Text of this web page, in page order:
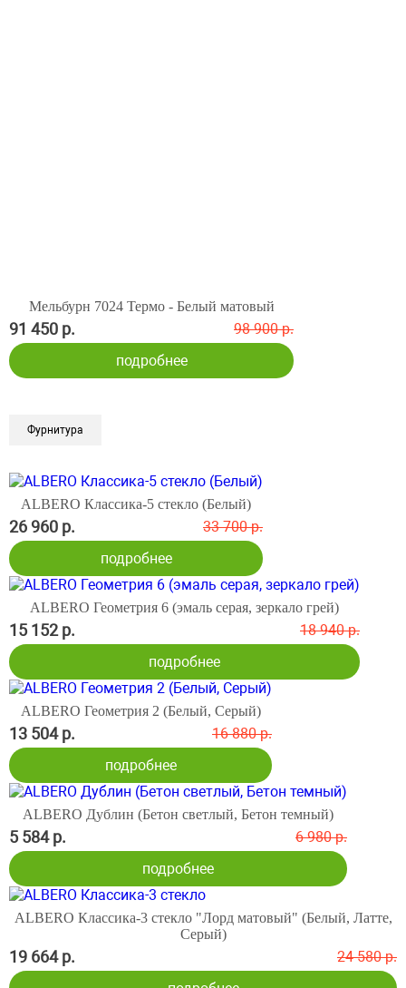
Мельбурн 7024 Термо - Белый матовый
91 450 р.
98 900 р.
подробнее
Фурнитура
ALBERO Классика-5 стекло (Белый)
26 960 р.
33 700 р.
подробнее
ALBERO Геометрия 6 (эмаль серая, зеркало грей)
15 152 р.
18 940 р.
подробнее
ALBERO Геометрия 2 (Белый, Серый)
13 504 р.
16 880 р.
подробнее
ALBERO Дублин (Бетон светлый, Бетон темный)
5 584 р.
6 980 р.
подробнее
ALBERO Классика-3 стекло "Лорд матовый" (Белый, Латте,
Серый)
19 664 р.
24 580 р.